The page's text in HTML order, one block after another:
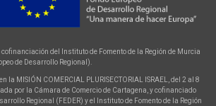
del Instituto de Fomento de la Región de Murcia
de Desarrollo Regional).
la MISIÓN COMERCIAL PLURISECTORIAL ISRAEL, del 2 al 8
por la Cámara de Comercio de Cartagena, y cofinanciado
Regional (FEDER) y el Instituto de Fomento de la Región